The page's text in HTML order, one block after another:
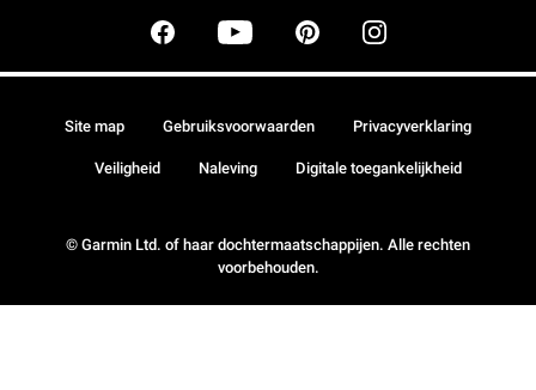
© Garmin Ltd. of haar dochtermaatschappijen. Alle rechten
voorbehouden.
Site map Gebruiksvoorwaarden Privacyverklaring
Veiligheid Naleving Digitale toegankelijkheid